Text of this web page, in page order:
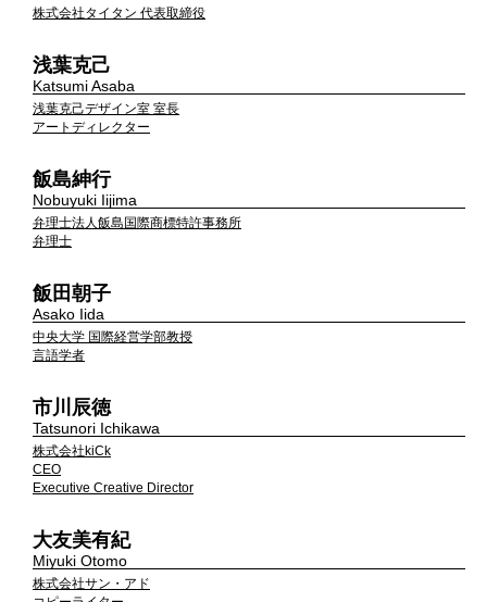
株式会社タイタン 代表取締役
浅葉克己
Katsumi Asaba
浅葉克己デザイン室 室長
アートディレクター
飯島紳行
Nobuyuki Iijima
弁理士法人飯島国際商標特許事務所
弁理士
飯田朝子
Asako Iida
中央大学 国際経営学部教授
言語学者
市川辰徳
Tatsunori Ichikawa
株式会社kiCk
CEO
Executive Creative Director
大友美有紀
Miyuki Otomo
株式会社サン・アド